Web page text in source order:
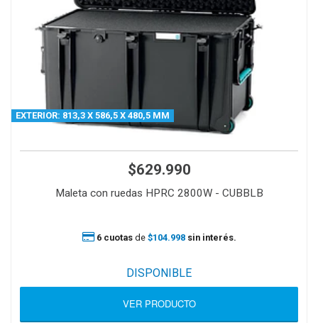
EXTERIOR: 813,3 X 586,5 X 480,5 MM
$629.990
Maleta con ruedas HPRC 2800W - CUBBLB
6 cuotasde $104.998 sin interés.
DISPONIBLE
VER PRODUCTO